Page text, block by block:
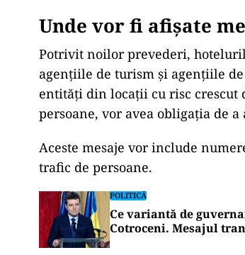
Unde vor fi afișate
Potrivit noilor prevederi,
agențiile de turism și agențiile
entități din locații cu risc
persoane, vor avea obligația de
Aceste mesaje vor include
trafic de persoane.
POLITICĂ
Ce variantă de
Cotroceni. Mesajul